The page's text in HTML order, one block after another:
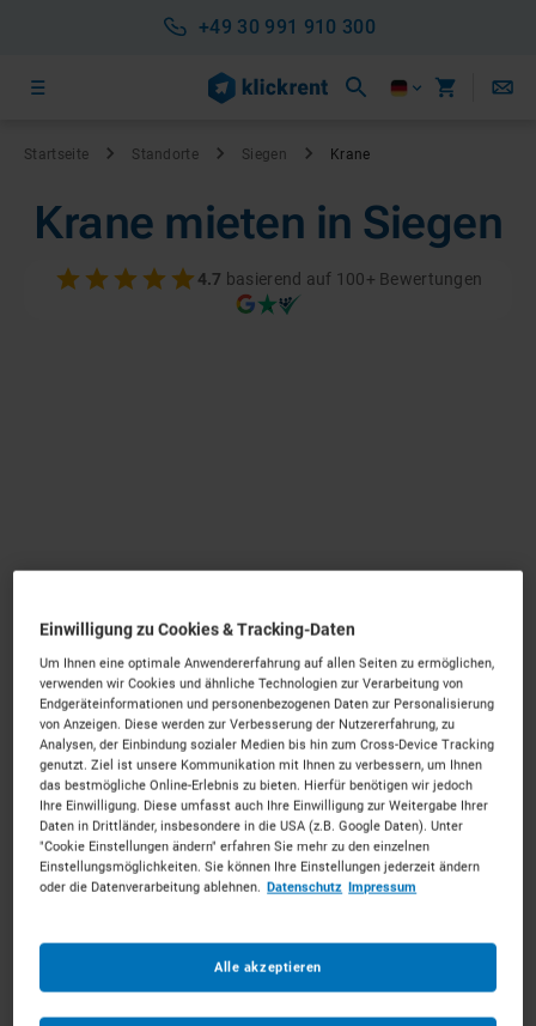
+49 30 991 910 300
Startseite Standorte Siegen Krane
Krane mieten in Siegen
4.7 basierend auf 100+ Bewertungen
Starkes Gerät für das Siegerland.Mieten Sie die
passenden Krane für Ihr Vorhaben. Unkompliziert, zu
starken Konditionen und mit persönlichem Experten-
Service.
91Vermietpartner im RaumSiegen
Einwilligung zu Cookies & Tracking-Daten
Um Ihnen eine optimale Anwendererfahrung auf allen Seiten zu ermöglichen,
verwenden wir Cookies und ähnliche Technologien zur Verarbeitung von
Endgeräteinformationen und personenbezogenen Daten zur Personalisierung
von Anzeigen. Diese werden zur Verbesserung der Nutzererfahrung, zu
Analysen, der Einbindung sozialer Medien bis hin zum Cross-Device Tracking
genutzt. Ziel ist unsere Kommunikation mit Ihnen zu verbessern, um Ihnen
das bestmögliche Online-Erlebnis zu bieten. Hierfür benötigen wir jedoch
Ihre Einwilligung. Diese umfasst auch Ihre Einwilligung zur Weitergabe Ihrer
Daten in Drittländer, insbesondere in die USA (z.B. Google Daten). Unter
"Cookie Einstellungen ändern" erfahren Sie mehr zu den einzelnen
Einstellungsmöglichkeiten. Sie können Ihre Einstellungen jederzeit ändern
oder die Datenverarbeitung ablehnen. Datenschutz Impressum
Alle akzeptieren